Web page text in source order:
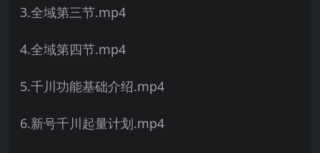
3.全域第三节.mp4
4.全域第四节.mp4
5.千川功能基础介绍.mp4
6.新号千川起量计划.mp4